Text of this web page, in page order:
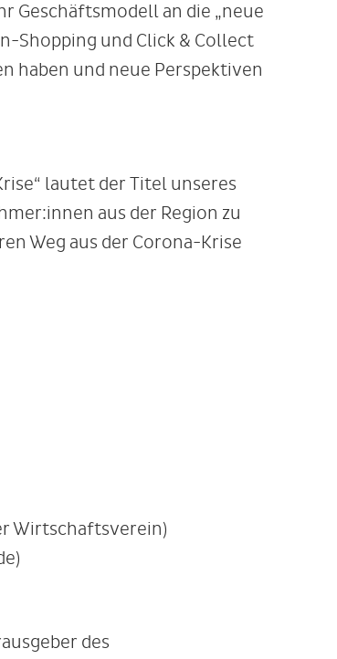
Geschäftsmodell an die „neue
Shopping und Click & Collect
haben und neue Perspektiven
lautet der Titel unseres
aus der Region zu
Weg aus der Corona-Krise
Wirtschaftsverein)
des